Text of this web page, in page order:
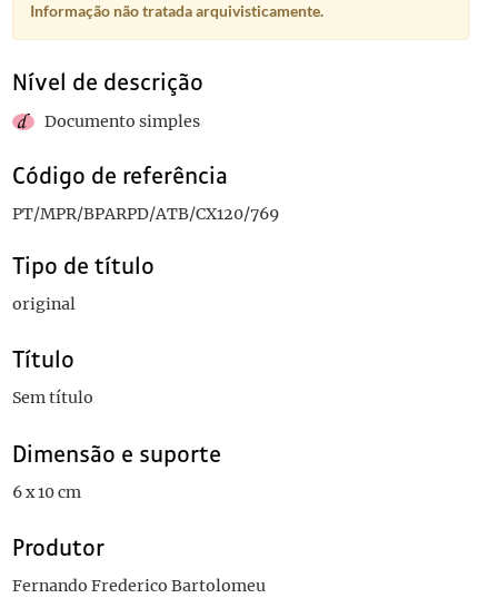
Informação não tratada arquivisticamente.
Nível de descrição
Documento simples
Código de referência
PT/MPR/BPARPD/ATB/CX120/769
Tipo de título
original
Título
Sem título
Dimensão e suporte
6 x 10 cm
Produtor
Fernando Frederico Bartolomeu